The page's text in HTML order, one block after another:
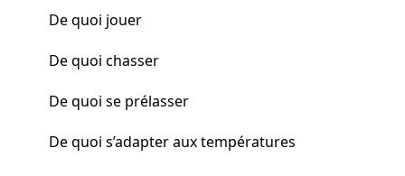
De quoi jouer
De quoi chasser
De quoi se prélasser
De quoi s’adapter aux températures